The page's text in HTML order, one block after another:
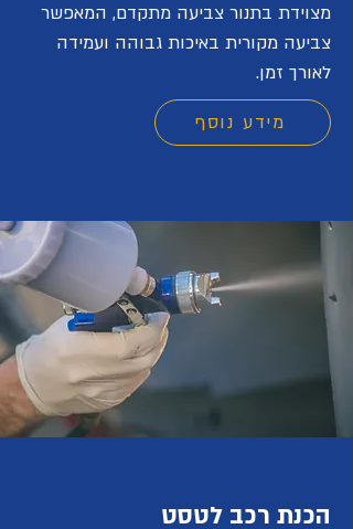
מצוידת בתנור צביעה מתקדם, המאפשר
צביעה מקורית באיכות גבוהה ועמידה
לאורך זמן.
מידע נוסף
הכנת רכב לטסט